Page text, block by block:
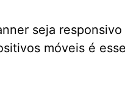
seja
móveis é